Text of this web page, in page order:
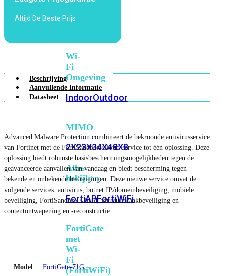
Fi
6E
Fi
Wi-
Fi
Omgeving
IndoorOutdoor
MIMO
2X23X34X48X8
Alles
bekijken
FortiAPFortiWiFi
FortiGate
met
Wi-
Fi
(FortiWiFi)
Altijd De Beste Prijs
Beschrijving
Aanvullende Informatie
Datasheet
Advanced Malware Protection combineert de bekroonde antivirusservice
van Fortinet met de FortiSandbox Cloud-service tot één oplossing. Deze
oplossing biedt robuuste basisbeschermingsmogelijkheden tegen de
geavanceerde aanvallen van vandaag en biedt bescherming tegen
bekende en onbekende bedreigingen. Deze nieuwe service omvat de
volgende services: antivirus, botnet IP/domeinbeveiliging, mobiele
beveiliging, FortiSandbox Cloud, virusuitbraakbeveiliging en
contentontwapening en -reconstructie.
Model FortiGate-71G